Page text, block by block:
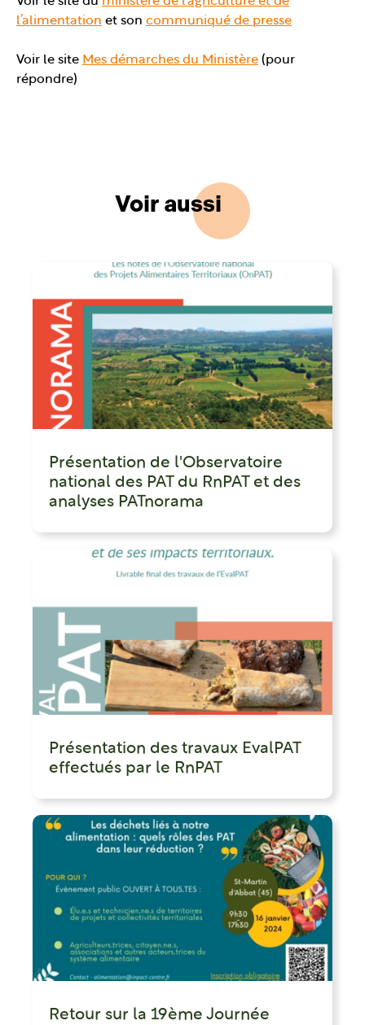
l’alimentation et son communiqué de presse
Voir le site Mes démarches du Ministère (pour
répondre)
Voir aussi
Présentation de l'Observatoire
national des PAT du RnPAT et des
analyses PATnorama
Présentation des travaux EvalPAT
effectués par le RnPAT
Retour sur la 19ème Journée